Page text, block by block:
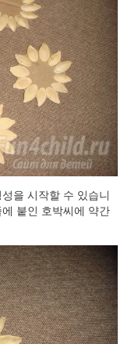
을 시작할 수 있습니
붙인 호박씨에 약간